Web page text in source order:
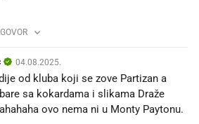
04.08.2025.
od kluba koji se zove Partizan a
sa kokardama i slikama Draže
ovo nema ni u Monty Paytonu.